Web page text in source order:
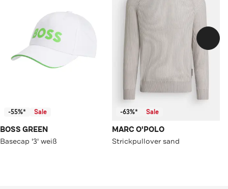
-55%* Sale
BOSS GREEN
Basecap '3' weiß
-63%* Sale
MARC O'POLO
Strickpullover sand